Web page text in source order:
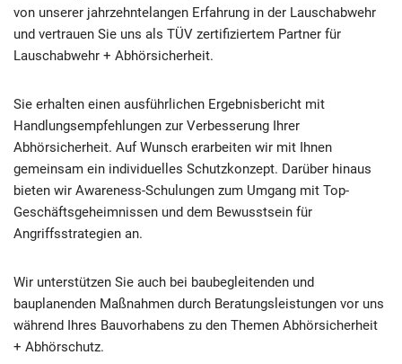
von unserer jahrzehntelangen Erfahrung in der Lauschabwehr
und vertrauen Sie uns als TÜV zertifiziertem Partner für
Lauschabwehr + Abhörsicherheit.
Sie erhalten einen ausführlichen Ergebnisbericht mit
Handlungsempfehlungen zur Verbesserung Ihrer
Abhörsicherheit. Auf Wunsch erarbeiten wir mit Ihnen
gemeinsam ein individuelles Schutzkonzept. Darüber hinaus
bieten wir Awareness-Schulungen zum Umgang mit Top-
Geschäftsgeheimnissen und dem Bewusstsein für
Angriffsstrategien an.
Wir unterstützen Sie auch bei baubegleitenden und
bauplanenden Maßnahmen durch Beratungsleistungen vor uns
während Ihres Bauvorhabens zu den Themen Abhörsicherheit
+ Abhörschutz.